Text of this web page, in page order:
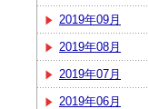
2019年09月
2019年08月
2019年07月
2019年06月